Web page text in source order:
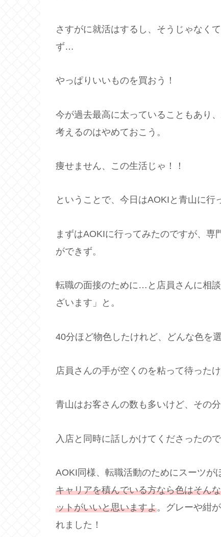
さすがに就活はするし、そうじゃなく
ず…
やっぱりいいものを買おう！
今が過去最高に太っていることもあり
考えるのはやめておこう。
痩せません、この生活じゃ！！
ということで、今日はAOKIと青山に行
まずはAOKIに行ってみたのですが、
ができず。
転職の面接のために…と店員さんに相
ざいます」と。
40分ほど物色したけれど、どんな色を
店員さんの手が空くのを粘って待った
青山はお客さんの数も多いけど、その
入店と同時に話しかけてくださったの
AOKI同様、転職活動のためにスーツが
キャリアを積んでいる方なら色はそん
ットがいいと思いますよ。グレーや紺
れました！